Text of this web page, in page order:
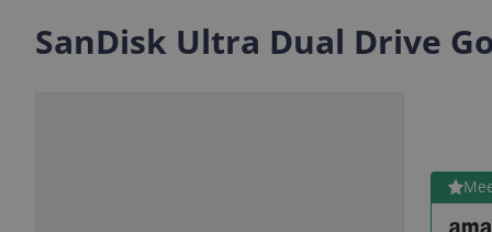
SanDisk Ultra Dual Drive
Bekijk